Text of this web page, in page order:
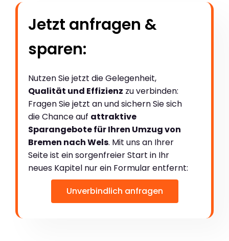
Jetzt anfragen &
sparen:
Nutzen Sie jetzt die Gelegenheit,
Qualität und Effizienz zu verbinden:
Fragen Sie jetzt an und sichern Sie sich
die Chance auf attraktive
Sparangebote für Ihren Umzug von
Bremen nach Wels. Mit uns an Ihrer
Seite ist ein sorgenfreier Start in Ihr
neues Kapitel nur ein Formular entfernt:
Unverbindlich anfragen